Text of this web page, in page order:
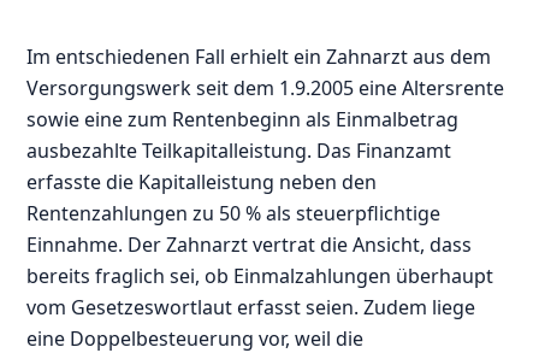
Im entschiedenen Fall erhielt ein Zahnarzt aus dem
Versorgungswerk seit dem 1.9.2005 eine Altersrente
sowie eine zum Rentenbeginn als Einmalbetrag
ausbezahlte Teilkapitalleistung. Das Finanzamt
erfasste die Kapitalleistung neben den
Rentenzahlungen zu 50 % als steuerpflichtige
Einnahme. Der Zahnarzt vertrat die Ansicht, dass
bereits fraglich sei, ob Einmalzahlungen überhaupt
vom Gesetzeswortlaut erfasst seien. Zudem liege
eine Doppelbesteuerung vor, weil die